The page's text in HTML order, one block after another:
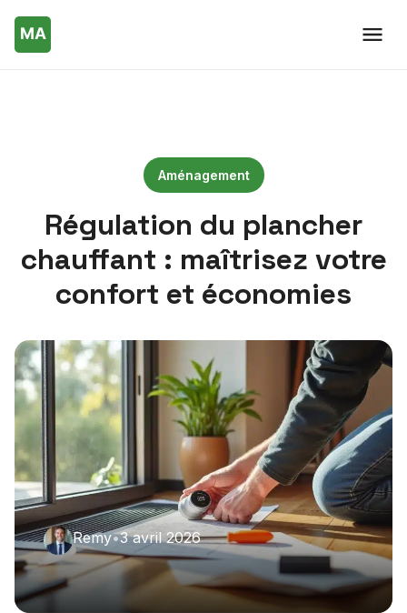
Aménagement
Régulation du plancher
chauffant : maîtrisez votre
confort et économies
Remy•3 avril 2026